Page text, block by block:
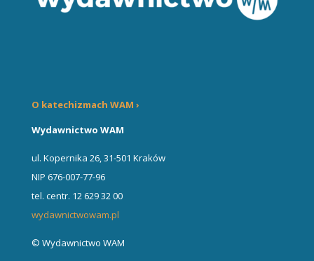
O katechizmach WAM ›
Wydawnictwo WAM
ul. Kopernika 26, 31-501 Kraków
NIP 676-007-77-96
tel. centr. 12 629 32 00
wydawnictwowam.pl
© Wydawnictwo WAM